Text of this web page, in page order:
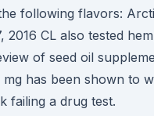
following flavors:
2016 CL also tested
of seed oil
has been shown to
failing a drug test.